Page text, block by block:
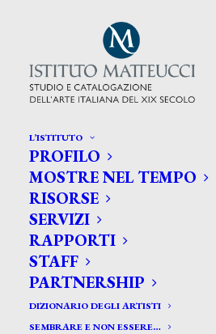
L’ISTITUTO
PROFILO
MOSTRE NEL TEMPO
RISORSE
SERVIZI
RAPPORTI
STAFF
PARTNERSHIP
DIZIONARIO DEGLI ARTISTI
SEMBRARE E NON ESSERE…
CERCA TRA GLI ARTISTI:
Search
for: